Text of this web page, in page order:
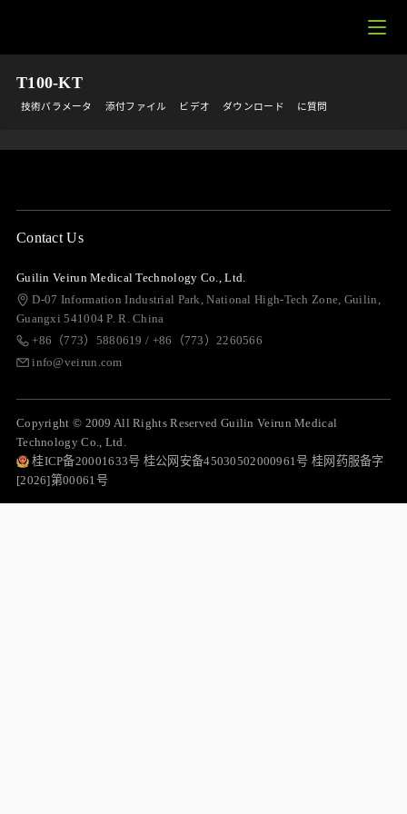
T100-KT
技術パラメータ 添付ファイル ビデオ ダウンロード に質問
Contact Us
Guilin Veirun Medical Technology Co., Ltd.
D-07 Information Industrial Park, National High-Tech Zone, Guilin,
Guangxi 541004 P. R. China
+86（773）5880619 / +86（773）2260566
info@veirun.com
Copyright © 2009 All Rights Reserved Guilin Veirun Medical
Technology Co., Ltd.
桂ICP备20001633号 桂公网安备45030502000961号 桂网药服备字
[2026]第00061号